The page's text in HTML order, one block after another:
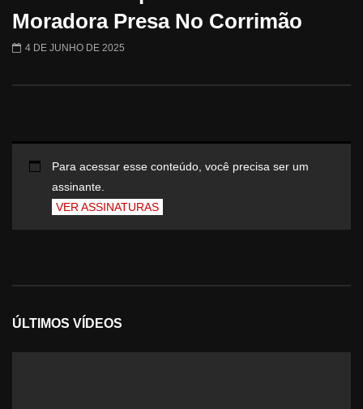
Moradora Presa No Corrimão
4 DE JUNHO DE 2025
Para acessar esse conteúdo, você precisa ser um
assinante.
VER ASSINATURAS
ÚLTIMOS VÍDEOS